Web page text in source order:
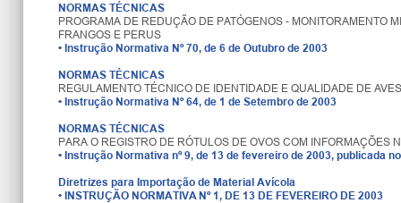
NORMAS TÉCNICAS
PROGRAMA DE REDUÇÃO DE PATÓGENOS - MONITORAMENTO
FRANGOS E PERUS
• Instrução Normativa Nº 70, de 6 de Outubro de 2003
NORMAS TÉCNICAS
REGULAMENTO TÉCNICO DE IDENTIDADE E QUALIDADE DE
• Instrução Normativa Nº 64, de 1 de Setembro de 2003
NORMAS TÉCNICAS
PARA O REGISTRO DE RÓTULOS DE OVOS COM INFORMAÇÕES
• Instrução Normativa nº 9, de 13 de fevereiro de 2003, publicada
Diretrizes para Importação de Material Avícola
• INSTRUÇÃO NORMATIVA Nº 1, DE 13 DE FEVEREIRO DE 2003